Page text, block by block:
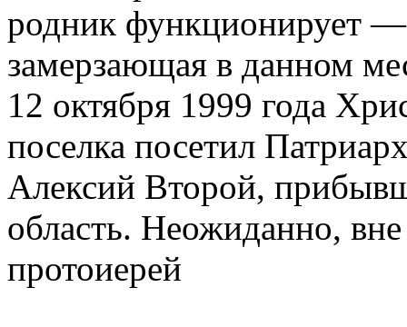
родник функционирует —
замерзающая в данном
12 октября 1999 года
поселка посетил
Алексий Второй,
область. Неожиданно,
протоиерей